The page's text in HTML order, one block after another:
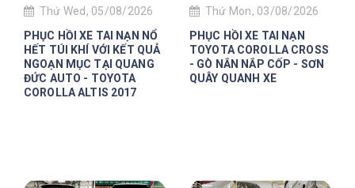
Thứ Wed, 05/08/2026
PHỤC HỒI XE TAI NẠN NỔ
HẾT TÚI KHÍ VỚI KẾT QUẢ
NGOẠN MỤC TẠI QUANG
ĐỨC AUTO - TOYOTA
COROLLA ALTIS 2017
Thứ Mon, 03/08/2026
PHỤC HỒI XE TAI NẠN
TOYOTA COROLLA CROSS
- GÒ NẮN NẮP CỐP - SƠN
QUÂY QUANH XE